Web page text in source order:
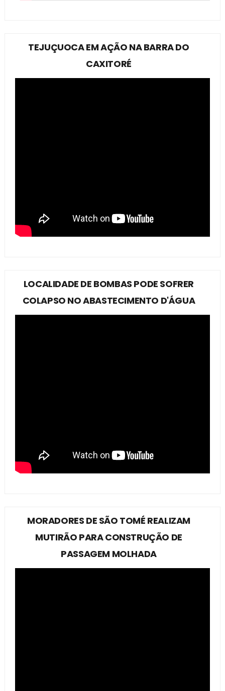
TEJUÇUOCA EM AÇÃO NA BARRA DO
CAXITORÉ
LOCALIDADE DE BOMBAS PODE SOFRER
COLAPSO NO ABASTECIMENTO D'ÁGUA
MORADORES DE SÃO TOMÉ REALIZAM
MUTIRÃO PARA CONSTRUÇÃO DE
PASSAGEM MOLHADA